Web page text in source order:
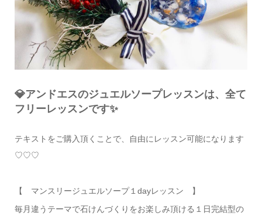
💎アンドエスのジュエルソープレッスンは、全て
フリーレッスンです✨
テキストをご購入頂くことで、自由にレッスン可能になります
♡♡♡
【 マンスリージュエルソープ１dayレッスン 】
毎月違うテーマで石けんづくりをお楽しみ頂ける１日完結型の